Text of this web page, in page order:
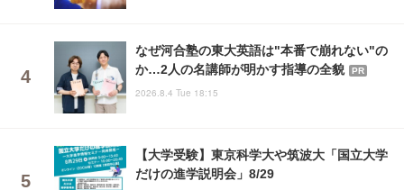
なぜ河合塾の東大英語は"本番で崩れない"の
か…2人の名講師が明かす指導の全貌
PR
2026.8.4 Tue 18:15
【大学受験】東京科学大や筑波大「国立大学
だけの進学説明会」8/29